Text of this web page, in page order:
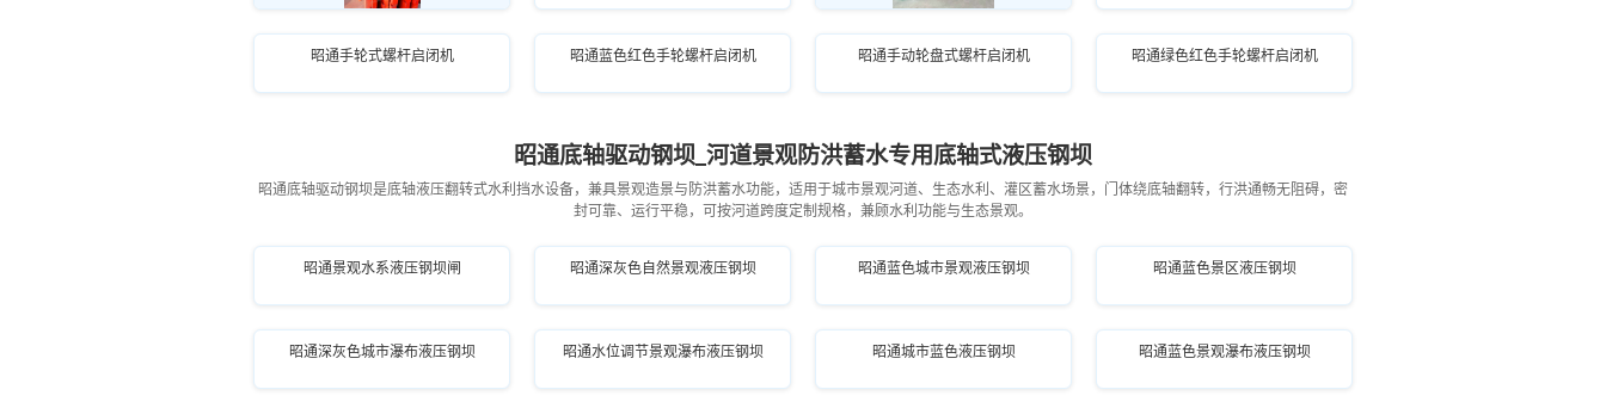
昭通水产养殖机闸一体闸门 昭通绿色多机联动螺杆启闭机
昭通手轮式螺杆启闭机 昭通蓝色红色手轮螺杆启闭机 昭通手动轮盘式螺杆启闭机 昭通绿色红色手轮螺杆启闭机
昭通底轴驱动钢坝_河道景观防洪蓄水专用底轴式液压钢坝
昭通底轴驱动钢坝是底轴液压翻转式水利挡水设备，兼具景观造景与防洪蓄水功能，适用于城市景观河道、生态水利、灌区蓄水场景，门体绕底轴翻转，行洪通畅无阻碍，密
封可靠、运行平稳，可按河道跨度定制规格，兼顾水利功能与生态景观。
昭通景观水系液压钢坝闸 昭通深灰色自然景观液压钢坝 昭通蓝色城市景观液压钢坝 昭通蓝色景区液压钢坝
昭通深灰色城市瀑布液压钢坝 昭通水位调节景观瀑布液压钢坝 昭通城市蓝色液压钢坝 昭通蓝色景观瀑布液压钢坝